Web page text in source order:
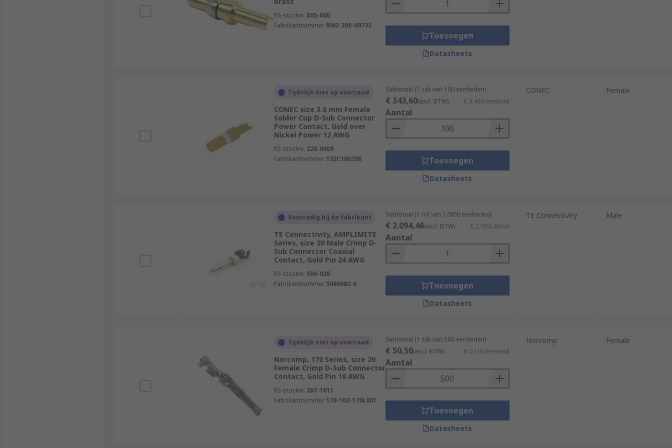
RS-stocknr. 805-000
Fabrikantnummer RND 205-00732
Toevoegen
Datasheets
Tijdelijk niet op voorraad
CONEC size 3.6 mm Female
Solder Cup D-Sub Connector
Power Contact, Gold over
Nickel Power 12 AWG
RS-stocknr. 228-0909
Fabrikantnummer 132C10029X
Subtotaal (1 zak van 100 eenheden)
€ 343,60(excl. BTW) € 3,436/eenheid
Aantal
Toevoegen
Datasheets
CONEC Female
Voorradig bij de fabrikant
TE Connectivity, AMPLIMITE
Series, size 20 Male Crimp D-
Sub Connector Coaxial
Contact, Gold Pin 24 AWG
RS-stocknr. 506-026
Fabrikantnummer 5066682-6
Subtotaal (1 rol van 12000 eenheden)
€ 2.094,46(excl. BTW) € 2.094,46/rol
Aantal
Toevoegen
Datasheets
TE Connectivity Male
Tijdelijk niet op voorraad
Norcomp, 170 Series, size 20
Female Crimp D-Sub Connector
Contact, Gold Pin 18 AWG
RS-stocknr. 207-1011
Fabrikantnummer 170-102-170L001
Subtotaal (1 zak van 500 eenheden)
€ 50,50(excl. BTW) € 0,101/eenheid
Aantal
Toevoegen
Datasheets
Norcomp Female